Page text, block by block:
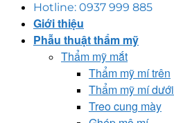
Hotline: 0937 999 885
Giới thiệu
Phẫu thuật thẩm mỹ
Thẩm mỹ mắt
Thẩm mỹ mí trên
Thẩm mỹ mí dưới
Treo cung mày